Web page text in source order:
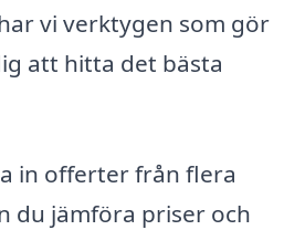
vi verktygen som gör
att hitta det bästa
in offerter från flera
du jämföra priser och